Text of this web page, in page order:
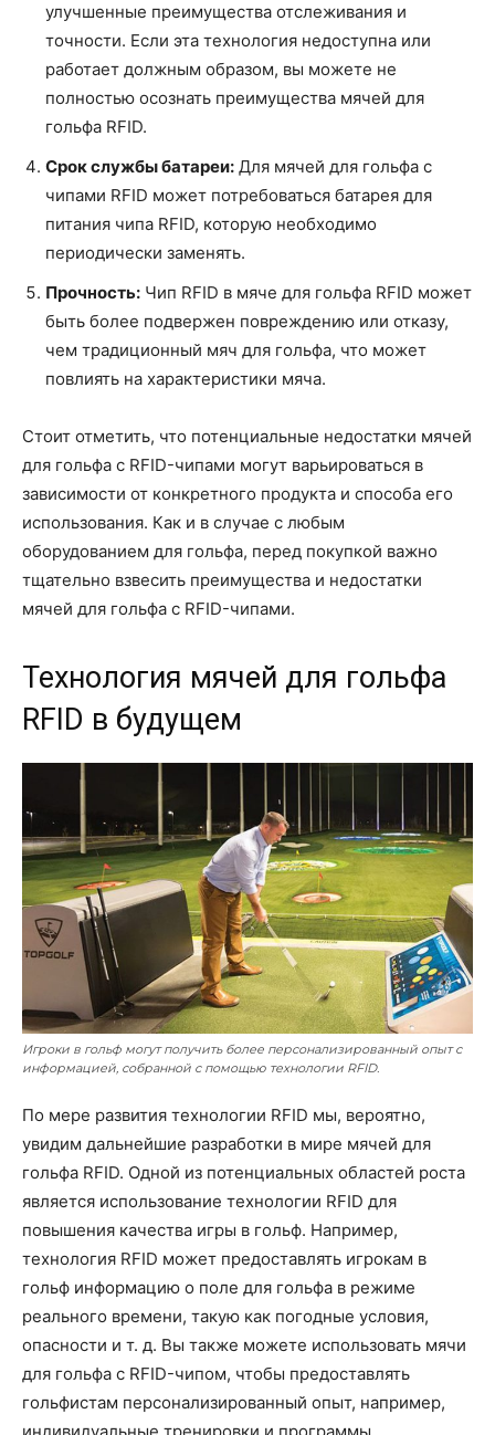
улучшенные преимущества отслеживания и
точности. Если эта технология недоступна или
работает должным образом, вы можете не
полностью осознать преимущества мячей для
гольфа RFID.
Срок службы батареи: Для мячей для гольфа с
чипами RFID может потребоваться батарея для
питания чипа RFID, которую необходимо
периодически заменять.
Прочность: Чип RFID в мяче для гольфа RFID может
быть более подвержен повреждению или отказу,
чем традиционный мяч для гольфа, что может
повлиять на характеристики мяча.
Стоит отметить, что потенциальные недостатки мячей
для гольфа с RFID-чипами могут варьироваться в
зависимости от конкретного продукта и способа его
использования. Как и в случае с любым
оборудованием для гольфа, перед покупкой важно
тщательно взвесить преимущества и недостатки
мячей для гольфа с RFID-чипами.
Технология мячей для гольфа
RFID в будущем
Игроки в гольф могут получить более персонализированный опыт с
информацией, собранной с помощью технологии RFID.
По мере развития технологии RFID мы, вероятно,
увидим дальнейшие разработки в мире мячей для
гольфа RFID. Одной из потенциальных областей роста
является использование технологии RFID для
повышения качества игры в гольф. Например,
технология RFID может предоставлять игрокам в
гольф информацию о поле для гольфа в режиме
реального времени, такую как погодные условия,
опасности и т. д. Вы также можете использовать мячи
для гольфа с RFID-чипом, чтобы предоставлять
гольфистам персонализированный опыт, например,